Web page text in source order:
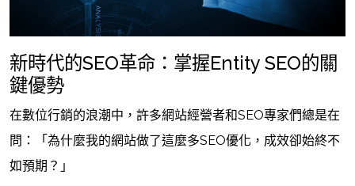
新時代的SEO革命：掌握Entity SEO的關
鍵優勢
在數位行銷的浪潮中，許多網站經營者和SEO專家們總是在
問：「為什麼我的網站做了這麼多SEO優化，成效卻始終不
如預期？」